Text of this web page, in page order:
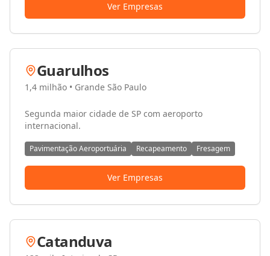
Ver Empresas
Guarulhos
1,4 milhão • Grande São Paulo
Segunda maior cidade de SP com aeroporto
internacional.
Pavimentação Aeroportuária Recapeamento Fresagem
Ver Empresas
Catanduva